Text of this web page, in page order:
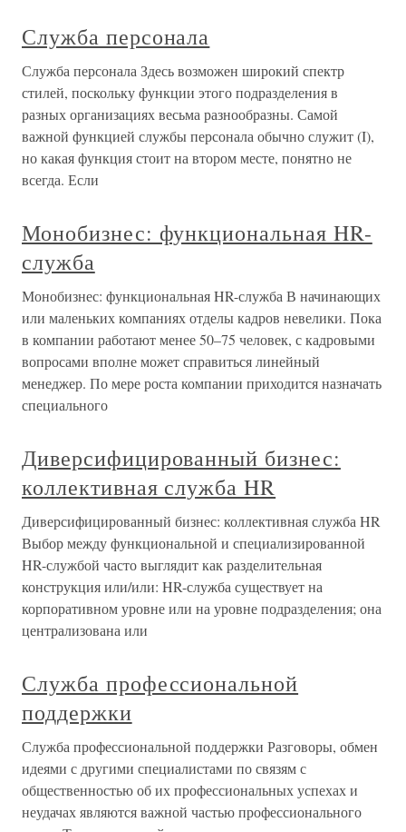
Служба персонала
Служба персонала Здесь возможен широкий спектр
стилей, поскольку функции этого подразделения в
разных организациях весьма разнообразны. Самой
важной функцией службы персонала обычно служит (I),
но какая функция стоит на втором месте, понятно не
всегда. Если
Монобизнес: функциональная HR-
служба
Монобизнес: функциональная HR-служба В начинающих
или маленьких компаниях отделы кадров невелики. Пока
в компании работают менее 50–75 человек, с кадровыми
вопросами вполне может справиться линейный
менеджер. По мере роста компании приходится назначать
специального
Диверсифицированный бизнес:
коллективная служба HR
Диверсифицированный бизнес: коллективная служба HR
Выбор между функциональной и специализированной
HR-службой часто выглядит как разделительная
конструкция или/или: HR-служба существует на
корпоративном уровне или на уровне подразделения; она
централизована или
Служба профессиональной
поддержки
Служба профессиональной поддержки Разговоры, обмен
идеями с другими специалистами по связям с
общественностью об их профессиональных успехах и
неудачах являются важной частью профессионального